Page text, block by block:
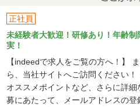
正社員
未経験者大歓迎！研修あり！年齢
実！
【indeedで求人をご覧の方へ！】
ら、当社サイトへご訪問ください
オススメポイントなど、さらに詳
募にあたって、メールアドレスの